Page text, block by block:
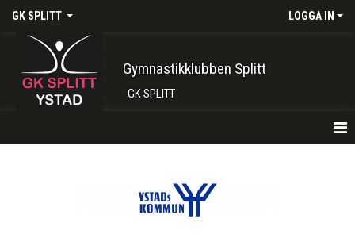
GK SPLITT LOGGA IN
Gymnastikklubben Splitt
GK SPLITT